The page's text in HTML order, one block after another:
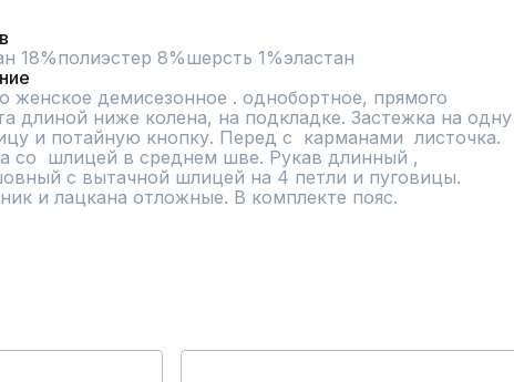
18%полиэстер 8%шерсть 1%эластан
женское демисезонное . однобортное, прямого
длиной ниже колена, на подкладке. Застежка на одну
и потайную кнопку. Перед с  карманами  листочка.
со  шлицей в среднем шве. Рукав длинный ,
с вытачной шлицей на 4 петли и пуговицы.
и лацкана отложные. В комплекте пояс.